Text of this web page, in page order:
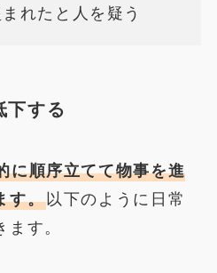
れたと人を疑う
下する
に順序立てて物事を進
す。 以下のように日常
す。